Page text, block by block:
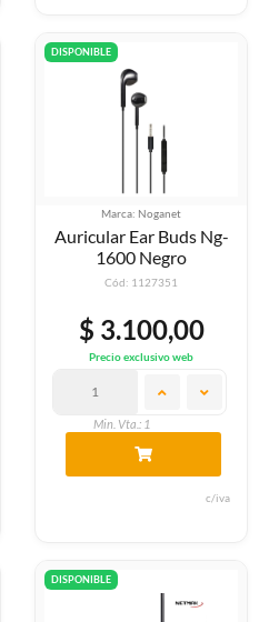
DISPONIBLE
Marca: Noganet
Auricular Ear Buds Ng-
1600 Negro
Cód: 1127351
$ 3.100,00
Precio exclusivo web
Min. Vta.: 1
c/iva
DISPONIBLE